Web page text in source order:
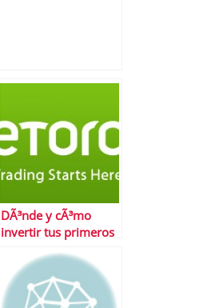
DÃ³nde y cÃ³mo
invertir tus primeros